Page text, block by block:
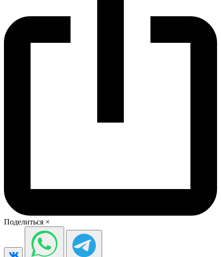
Поделиться ×